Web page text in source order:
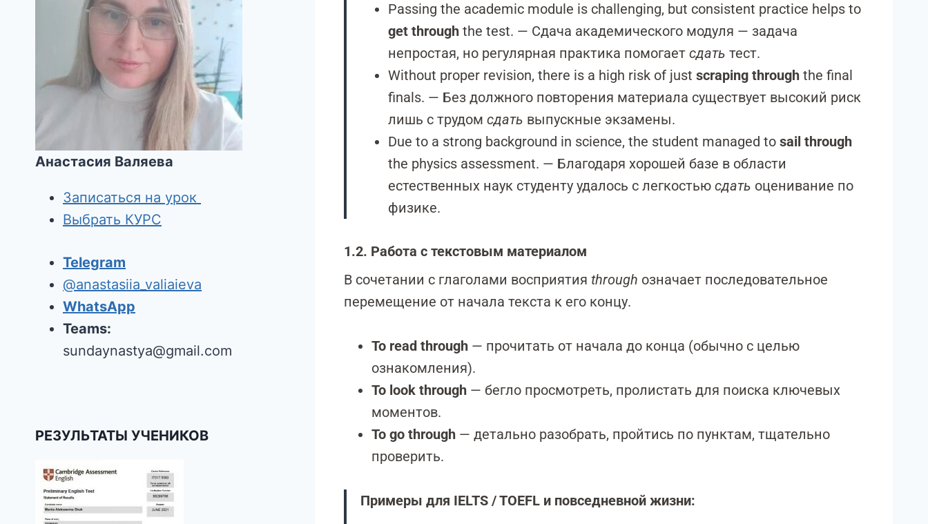
Passing the academic module is challenging, but consistent practice helps to
get throughthe test. — Сдача академического модуля — задача
непростая, но регулярная практика помогает сдать тест.
Without proper revision, there is a high risk of just scraping throughthe final
finals. — Без должного повторения материала существует высокий риск
лишь с трудом сдать выпускные экзамены.
Due to a strong background in science, the student managed to sail through
the physics assessment. — Благодаря хорошей базе в области
естественных наук студенту удалось с легкостью сдать оценивание по
физике.
1.2. Работа с текстовым материалом
В сочетании с глаголами восприятия through означает последовательное
перемещение от начала текста к его концу.
To read through— прочитать от начала до конца (обычно с целью
ознакомления).
To look through— бегло просмотреть, пролистать для поиска ключевых
моментов.
To go through— детально разобрать, пройтись по пунктам, тщательно
проверить.
Примеры для IELTS / TOEFL и повседневной жизни:
Анастасия Валяева
Записаться на урок
Выбрать КУРС
Telegram
@anastasiia_valiaieva
WhatsApp
Teams:
sundaynastya@gmail.com
РЕЗУЛЬТАТЫ УЧЕНИКОВ